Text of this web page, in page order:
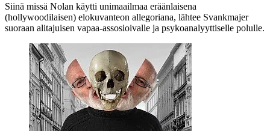
Siinä missä Nolan käytti unimaailmaa eräänlaisena
(hollywoodilaisen) elokuvanteon allegoriana, lähtee Svankmajer
suoraan alitajuisen vapaa-assosioivalle ja psykoanalyyttiselle polulle.